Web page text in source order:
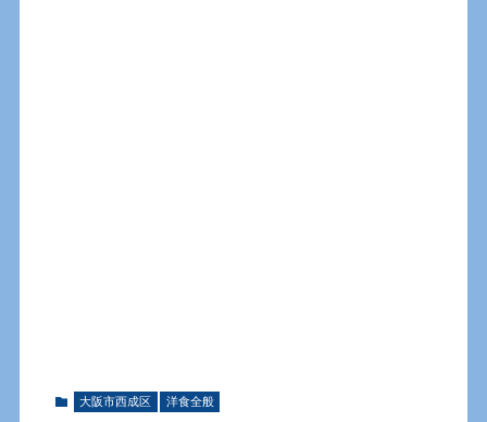
大阪市西成区 洋食全般